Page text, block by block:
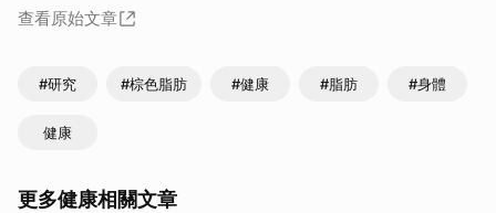
查看原始文章
#研究 #棕色脂肪 #健康 #脂肪 #身體
健康
更多健康相關文章